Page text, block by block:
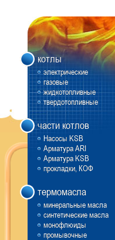
котлы
электрические
газовые
жидкотопливные
твердотопливные
части котлов
Насосы KSB
Арматура ARI
Арматура KSB
прокладки, КОФ
термомасла
минеральные масла
синтетические масла
монофлюиды
промывочные